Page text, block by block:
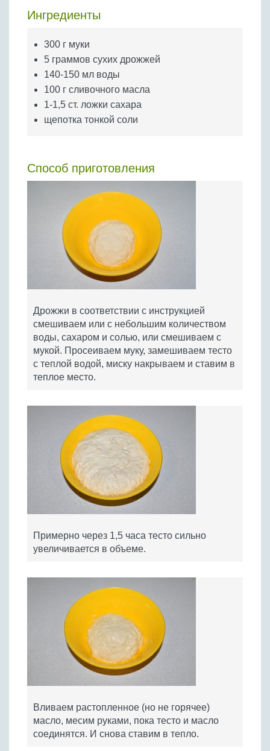
Яйца
Крупы
Ингредиенты
300 г муки
5 граммов сухих дрожжей
140-150 мл воды
100 г сливочного масла
1-1,5 ст. ложки сахара
щепотка тонкой соли
Способ приготовления
Дрожжи в соответствии с инструкцией
смешиваем или с небольшим количеством
воды, сахаром и солью, или смешиваем с
мукой. Просеиваем муку, замешиваем тесто
с теплой водой, миску накрываем и ставим в
теплое место.
Примерно через 1,5 часа тесто сильно
увеличивается в объеме.
Вливаем растопленное (но не горячее)
масло, месим руками, пока тесто и масло
соединятся. И снова ставим в тепло.